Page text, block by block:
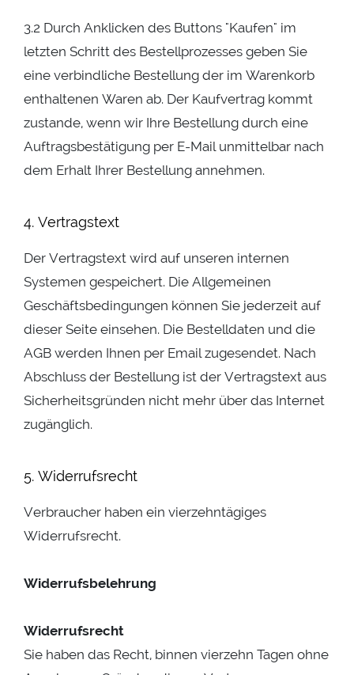
3.2 Durch Anklicken des Buttons "Kaufen" im
letzten Schritt des Bestellprozesses geben Sie
eine verbindliche Bestellung der im Warenkorb
enthaltenen Waren ab. Der Kaufvertrag kommt
zustande, wenn wir Ihre Bestellung durch eine
Auftragsbestätigung per E-Mail unmittelbar nach
dem Erhalt Ihrer Bestellung annehmen.
4. Vertragstext
Der Vertragstext wird auf unseren internen
Systemen gespeichert. Die Allgemeinen
Geschäftsbedingungen können Sie jederzeit auf
dieser Seite einsehen. Die Bestelldaten und die
AGB werden Ihnen per Email zugesendet. Nach
Abschluss der Bestellung ist der Vertragstext aus
Sicherheitsgründen nicht mehr über das Internet
zugänglich.
5. Widerrufsrecht
Verbraucher haben ein vierzehntägiges
Widerrufsrecht.
Widerrufsbelehrung
Widerrufsrecht
Sie haben das Recht, binnen vierzehn Tagen ohne